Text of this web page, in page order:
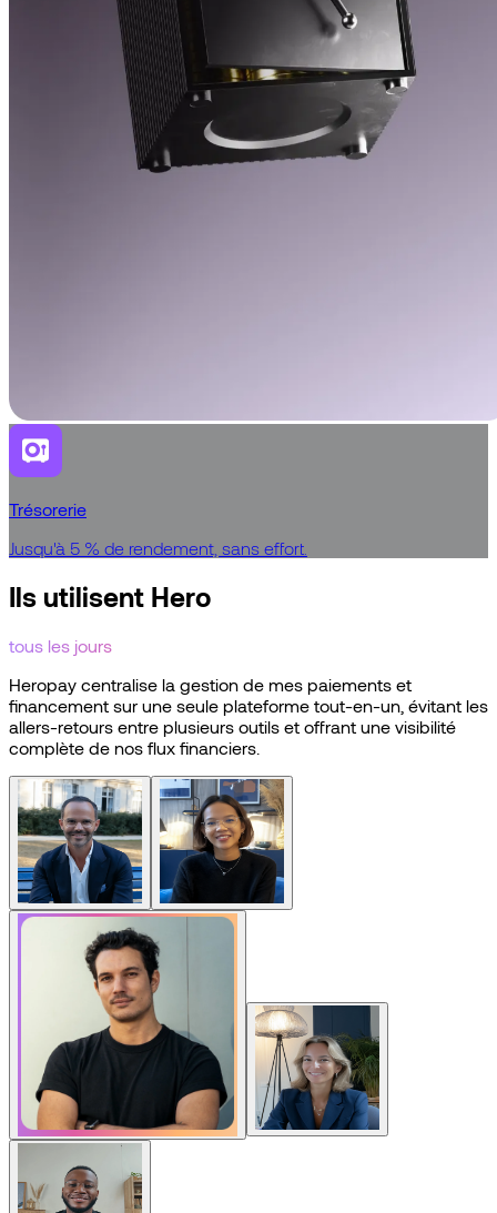
Trésorerie
Jusqu'à 5 % de rendement, sans effort.
Ils utilisent Hero
tous les jours
Heropay centralise la gestion de mes paiements et
financement sur une seule plateforme tout-en-un, évitant les
allers-retours entre plusieurs outils et offrant une visibilité
complète de nos flux financiers.